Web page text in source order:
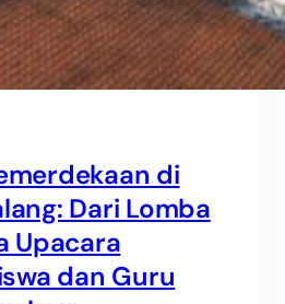
di
Dari Lomba
Upacara
dan Guru